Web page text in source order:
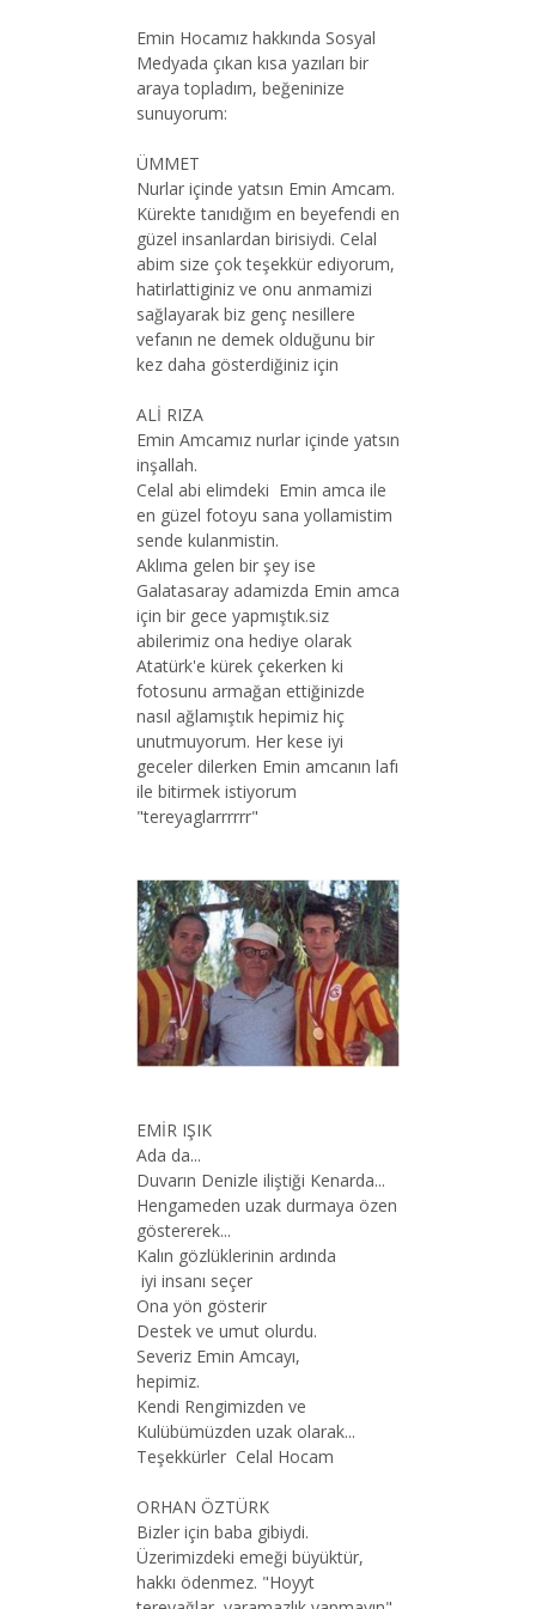
Emin Hocamız hakkında Sosyal
Medyada çıkan kısa yazıları bir
araya topladım, beğeninize
sunuyorum:
ÜMMET
Nurlar içinde yatsın Emin Amcam.
Kürekte tanıdığım en beyefendi en
güzel insanlardan birisiydi. Celal
abim size çok teşekkür ediyorum,
hatirlattiginiz ve onu anmamizi
sağlayarak biz genç nesillere
vefanın ne demek olduğunu bir
kez daha gösterdiğiniz için
ALİ RIZA
Emin Amcamız nurlar içinde yatsın
inşallah.
Celal abi elimdeki Emin amca ile
en güzel fotoyu sana yollamistim
sende kulanmistin.
Aklıma gelen bir şey ise
Galatasaray adamizda Emin amca
için bir gece yapmıştık.siz
abilerimiz ona hediye olarak
Atatürk'e kürek çekerken ki
fotosunu armağan ettiğinizde
nasıl ağlamıştık hepimiz hiç
unutmuyorum. Her kese iyi
geceler dilerken Emin amcanın lafı
ile bitirmek istiyorum
"tereyaglarrrrrr"
EMİR IŞIK
Ada da...
Duvarın Denizle iliştiği Kenarda...
Hengameden uzak durmaya özen
göstererek...
Kalın gözlüklerinin ardında
iyi insanı seçer
Ona yön gösterir
Destek ve umut olurdu.
Severiz Emin Amcayı,
hepimiz.
Kendi Rengimizden ve
Kulübümüzden uzak olarak...
Teşekkürler Celal Hocam
ORHAN ÖZTÜRK
Bizler için baba gibiydi.
Üzerimizdeki emeği büyüktür,
hakkı ödenmez. "Hoyyt